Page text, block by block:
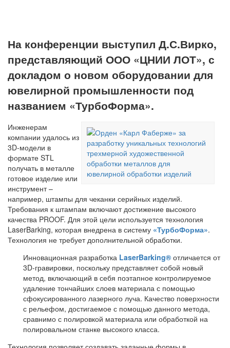
На конференции выступил Д.С.Вирко,
представляющий ООО «ЦНИИ ЛОТ», с
докладом о новом оборудовании для
ювелирной промышленности под
названием «ТурбоФорма».
Инженерам
компании удалось из
3D-модели в
формате STL
получать в металле
готовое изделие или
инструмент –
например, штампы для чеканки серийных изделий.
Требования к штампам включают достижение высокого
качества PROOF. Для этой цели используется технология
LaserBarking, которая внедрена в систему «ТурбоФорма».
Технология не требует дополнительной обработки.
Инновационная разработка LaserBarking® отличается от
3D-гравировки, поскольку представляет собой новый
метод, включающий в себя поэтапное контролируемое
удаление тончайших слоев материала с помощью
сфокусированного лазерного луча. Качество поверхности
с рельефом, достигаемое с помощью данного метода,
сравнимо с полировкой материала или обработкой на
полировальном станке высокого класса.